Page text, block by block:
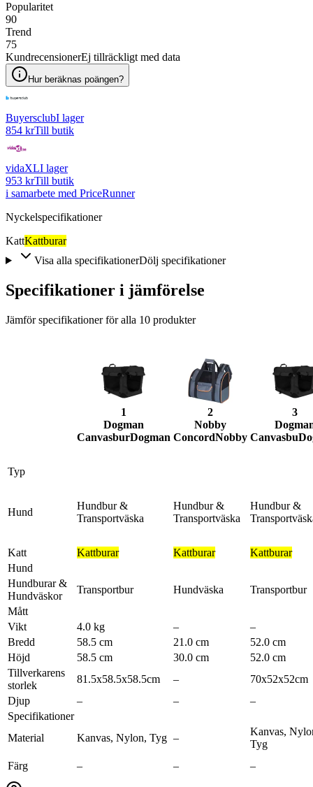
Popularitet
90
Trend
75
KundrecensionerEj tillräckligt med data
Hur beräknas poängen?
BuyersclubI lager
854 krTill butik
vidaXLI lager
953 krTill butik
i samarbete med PriceRunner
Nyckelspecifikationer
KattKattburar
Visa alla specifikationerDölj specifikationer
Specifikationer i jämförelse
Jämför specifikationer för alla 10 produkter
1
Dogman
CanvasburDogman
2
Nobby
ConcordNobby
3
Canvasbu
Typ
Hund
Hundbur &
Transportväska
Hundbur &
Transportväska
Hundbur &
Katt Kattburar Kattburar
Kattburar
Hund
Hundburar &
Hundväskor
Transportbur Hundväska
Transportbur
Mått
Vikt
4.0 kg –
–
Bredd
58.5 cm 21.0 cm
52.0 cm
Höjd
58.5 cm 30.0 cm
52.0 cm
Tillverkarens
storlek
81.5x58.5x58.5cm –
70x52x52cm
Djup
– –
–
Specifikationer
Material
Kanvas, Nylon, Tyg –
Kanvas,
Tyg
Färg
– – –